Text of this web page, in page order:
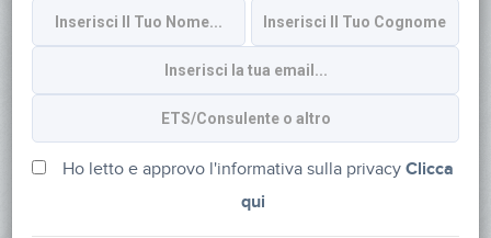
SOCIAL
Ho letto e approvo l'informativa sulla privacyClicca
qui
Powered by